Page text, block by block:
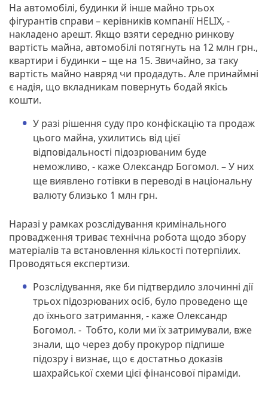
На автомобілі, будинки й інше майно трьох
фігурантів справи – керівників компанії HELIX, -
накладено арешт. Якщо взяти середню ринкову
вартість майна, автомобілі потягнуть на 12 млн грн.,
квартири і будинки – ще на 15. Звичайно, за таку
вартість майно навряд чи продадуть. Але принаймні
є надія, що вкладникам повернуть бодай якісь
кошти.
У разі рішення суду про конфіскацію та продаж
цього майна, ухилитись від цієї
відповідальності підозрюваним буде
неможливо, - каже Олександр Богомол. – У них
ще виявлено готівки в переводі в національну
валюту близько 1 млн грн.
Наразі у рамках розслідування кримінального
провадження триває технічна робота щодо збору
матеріалів та встановлення кількості потерпілих.
Проводяться експертизи.
Розслідування, яке би підтвердило злочинні дії
трьох підозрюваних осіб, було проведено ще
до їхнього затримання, - каже Олександр
Богомол. - Тобто, коли ми їх затримували, вже
знали, що через добу прокурор підпише
підозру і визнає, що є достатньо доказів
шахрайської схеми цієї фінансової піраміди.